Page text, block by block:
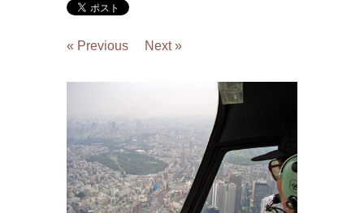
« Previous Next »